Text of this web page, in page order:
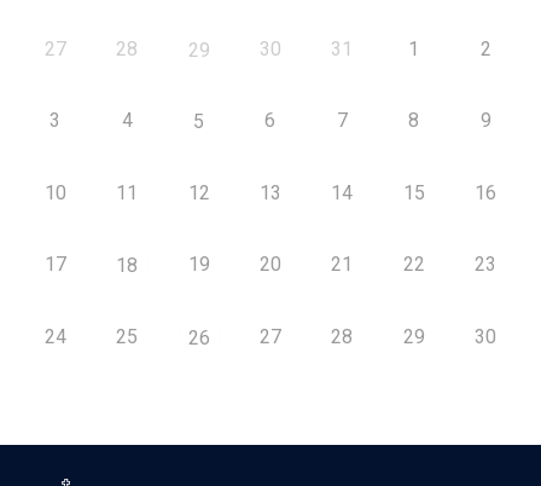
27 28 29 30 31 1 2
3 4 5 6 7 8 9
10 11 12 13 14 15 16
17 18 19 20 21 22 23
24 25 26 27 28 29 30